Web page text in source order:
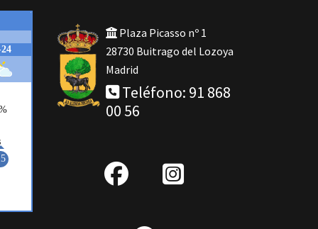
Plaza Picasso nº 1
28730 Buitrago del Lozoya
Madrid
Teléfono: 91 868
00 56
fab
IG